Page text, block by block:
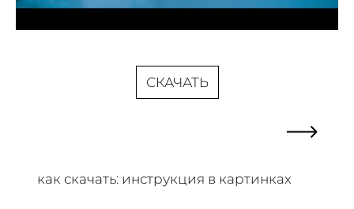
СКАЧАТЬ
как скачать: инструкция в картинках